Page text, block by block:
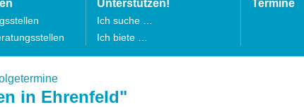
Unterstützen!
Ich suche …
Ich biete …
Termine
in Ehrenfeld"